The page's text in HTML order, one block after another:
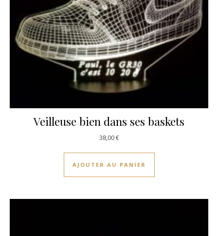
Veilleuse bien dans ses baskets
38,00€
AJOUTER AU PANIER